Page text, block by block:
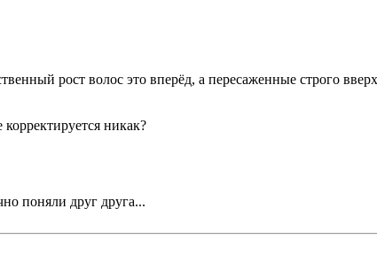
рост волос это вперёд, а пересаженные строго
никак?
поняли друг друга...